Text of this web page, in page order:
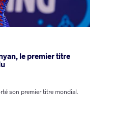
le premier titre
son premier titre mondial.